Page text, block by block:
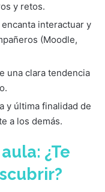
y retos.
interactuar y
(Moodle,
una clara tendencia
y última finalidad de
a los demás.
¿Te